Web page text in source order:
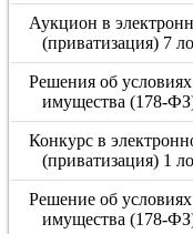
Аукцион в
(приватизация) 7
Решения об
имущества (178-
Конкурс в
(приватизация) 1
Решение об
имущества (178-